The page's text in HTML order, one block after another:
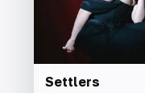
Settlers